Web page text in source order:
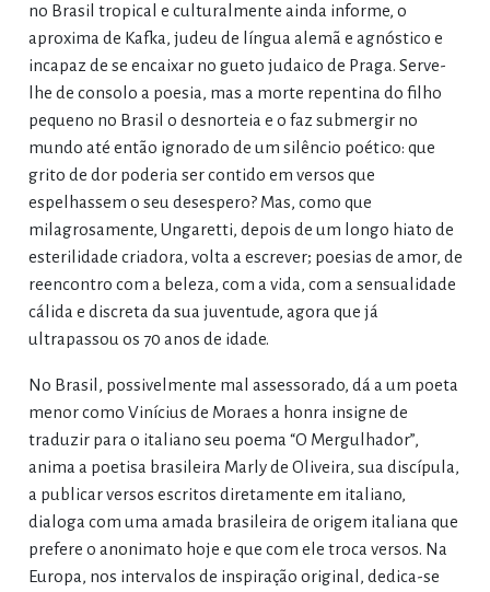
no Brasil tropical e culturalmente ainda informe, o
aproxima de Kafka, judeu de língua alemã e agnóstico e
incapaz de se encaixar no gueto judaico de Praga. Serve-
lhe de consolo a poesia, mas a morte repentina do filho
pequeno no Brasil o desnorteia e o faz submergir no
mundo até então ignorado de um silêncio poético: que
grito de dor poderia ser contido em versos que
espelhassem o seu desespero? Mas, como que
milagrosamente, Ungaretti, depois de um longo hiato de
esterilidade criadora, volta a escrever; poesias de amor, de
reencontro com a beleza, com a vida, com a sensualidade
cálida e discreta da sua juventude, agora que já
ultrapassou os 70 anos de idade.
No Brasil, possivelmente mal assessorado, dá a um poeta
menor como Vinícius de Moraes a honra insigne de
traduzir para o italiano seu poema “O Mergulhador”,
anima a poetisa brasileira Marly de Oliveira, sua discípula,
a publicar versos escritos diretamente em italiano,
dialoga com uma amada brasileira de origem italiana que
prefere o anonimato hoje e que com ele troca versos. Na
Europa, nos intervalos de inspiração original, dedica-se